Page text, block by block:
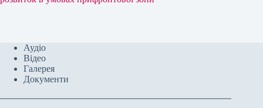
Аудіо
Відео
Галерея
Документи